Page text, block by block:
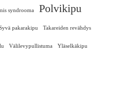
syndrooma Polvikipu
pakarakipu Takareiden revähdys
Välilevypullistuma Yläselkäkipu